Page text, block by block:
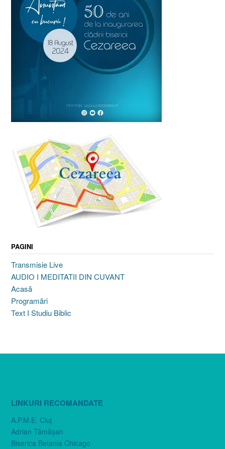
PAGINI
Transmisie Live
AUDIO I MEDITATII DIN CUVANT
Acasă
Programări
Text I Studiu Biblic
LINKURI RECOMANDATE
A.P.M.E. Cluj
Adrian Tămăşan
Biserica Betania Chicago